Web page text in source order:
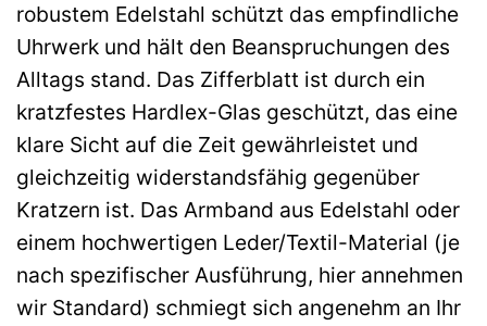
robustem Edelstahl schützt das empfindliche
Uhrwerk und hält den Beanspruchungen des
Alltags stand. Das Zifferblatt ist durch ein
kratzfestes Hardlex-Glas geschützt, das eine
klare Sicht auf die Zeit gewährleistet und
gleichzeitig widerstandsfähig gegenüber
Kratzern ist. Das Armband aus Edelstahl oder
einem hochwertigen Leder/Textil-Material (je
nach spezifischer Ausführung, hier annehmen
wir Standard) schmiegt sich angenehm an Ihr